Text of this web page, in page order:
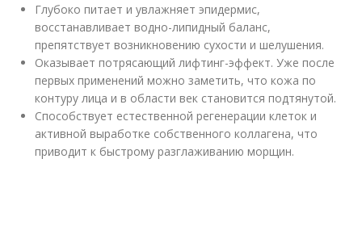
Глубоко питает и увлажняет эпидермис,
восстанавливает водно-липидный баланс,
препятствует возникновению сухости и шелушения.
Оказывает потрясающий лифтинг-эффект. Уже после
первых применений можно заметить, что кожа по
контуру лица и в области век становится подтянутой.
Способствует естественной регенерации клеток и
активной выработке собственного коллагена, что
приводит к быстрому разглаживанию морщин.